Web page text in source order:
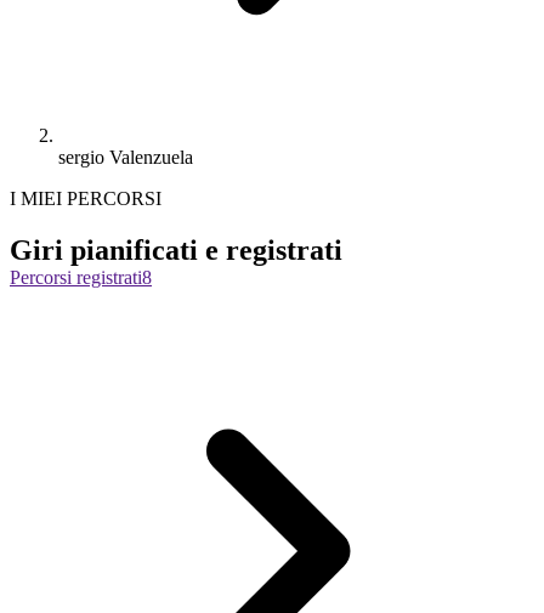
sergio Valenzuela
I MIEI PERCORSI
Giri pianificati e registrati
Percorsi registrati8